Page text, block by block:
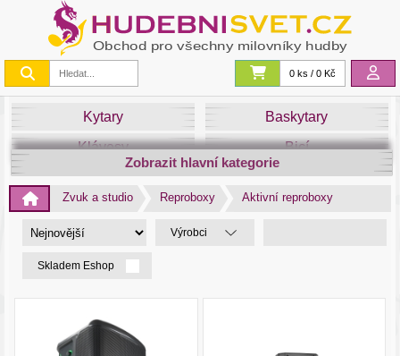
0 ks / 0 Kč
Kytary
Baskytary
Klávesy
Bicí
Smyčce
Dechy
Světla
Zvuk&Studio
Zobrazit hlavní kategorie
Zvuk a studio Reproboxy Aktivní reproboxy
Výrobci
Skladem Eshop